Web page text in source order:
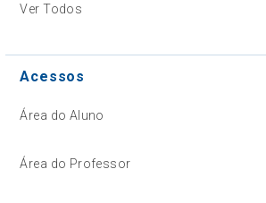
Ver Todos
Acessos
Área do Aluno
Área do Professor